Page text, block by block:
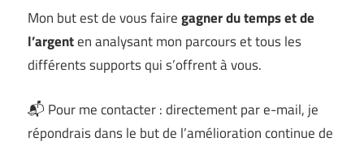
Mon but est de vous fairegagner du temps et de
l’argenten analysant mon parcours et tous les
différents supports qui s’offrent à vous.
📬 Pour me contacter : directement par e-mail, je
répondrais dans le but de l’amélioration continue de